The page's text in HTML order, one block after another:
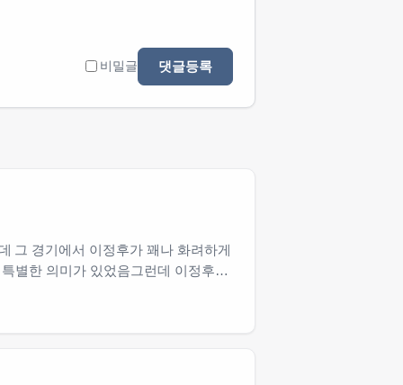
비밀글 댓글등록
그 경기에서 이정후가 꽤나 화려하게
별한 의미가 있었음그런데 이정후는